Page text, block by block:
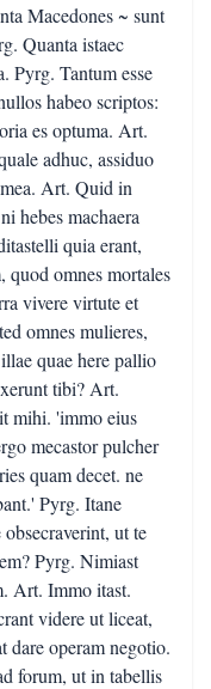
Macedones ~ sunt
Quanta istaec
Pyrg. Tantum esse
habeo scriptos:
es optuma. Art.
adhuc, assiduo
Art. Quid in
hebes machaera
quia erant,
omnes mortales
vivere virtute et
omnes mulieres,
quae here pallio
tibi? Art.
mihi. 'immo eius
mecastor pulcher
quam decet. ne
Pyrg. Itane
ut te
Pyrg. Nimiast
Art. Immo itast.
videre ut liceat,
dare operam negotio.
forum, ut in tabellis